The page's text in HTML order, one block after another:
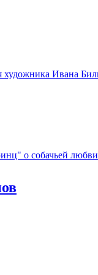
художника Ивана
о собачьей любви